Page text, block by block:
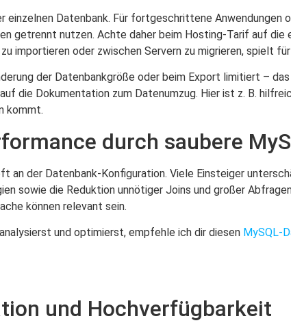
Datenbank. Für fortgeschrittene
getrennt nutzen. Achte daher beim Hosting-Tarif auf
importieren oder zwischen Servern zu migrieren, spielt
der Datenbankgröße oder beim Export limitiert –
die Dokumentation zum Datenumzug. Hier ist z. B.
kommt.
durch saubere
an der Datenbank-Konfiguration. Viele Einsteiger
sowie die Reduktion unnötiger Joins und großer
können relevant sein.
und optimierst, empfehle ich dir diesen MySQL-
und Hochverfügbarkeit